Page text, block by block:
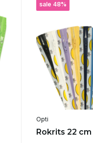
sale 48%
Opti
Rokrits 22 cm